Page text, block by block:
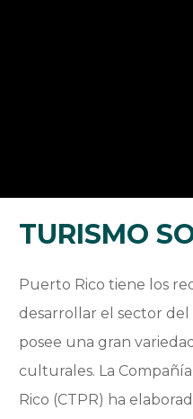
TURISMO
Puerto Rico tiene los
desarrollar el sector
posee una gran
culturales. La
Rico (CTPR) ha